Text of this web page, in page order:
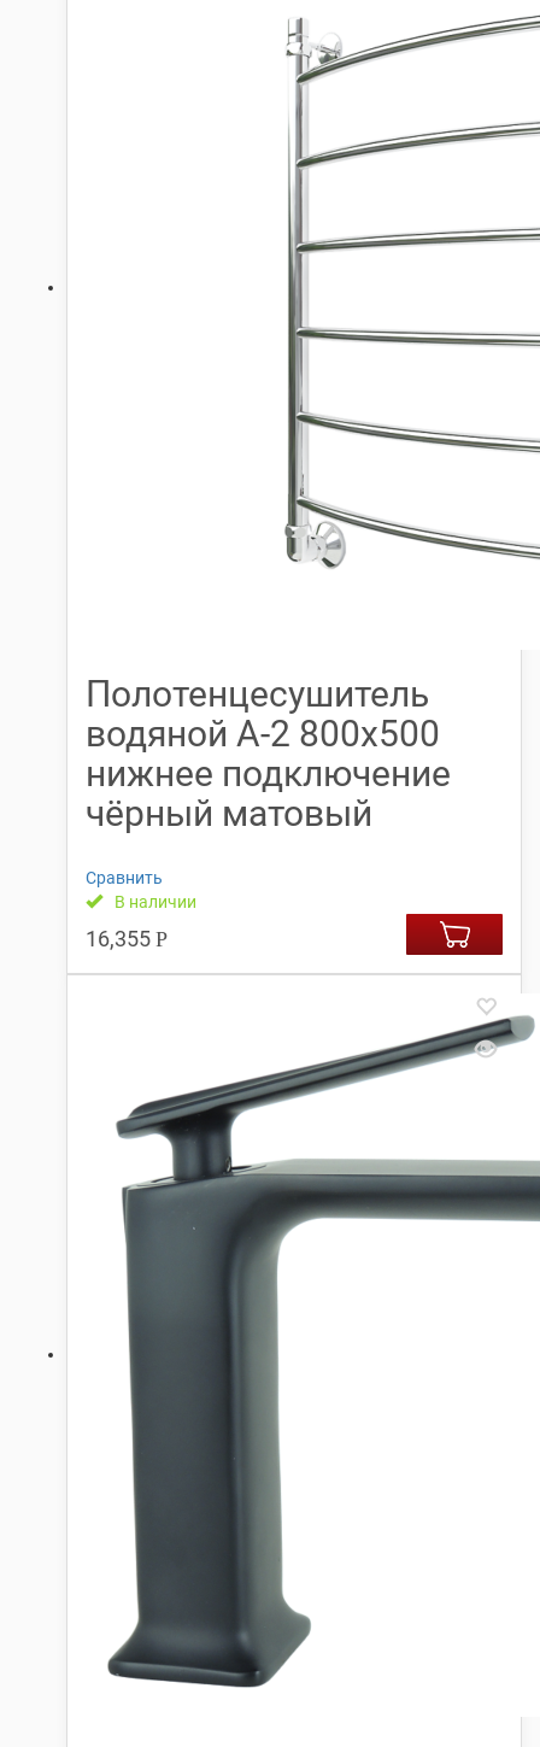
Полотенцесушитель
водяной А-2 800х500
нижнее подключение
чёрный матовый
Сравнить
В наличии
16,355 Р